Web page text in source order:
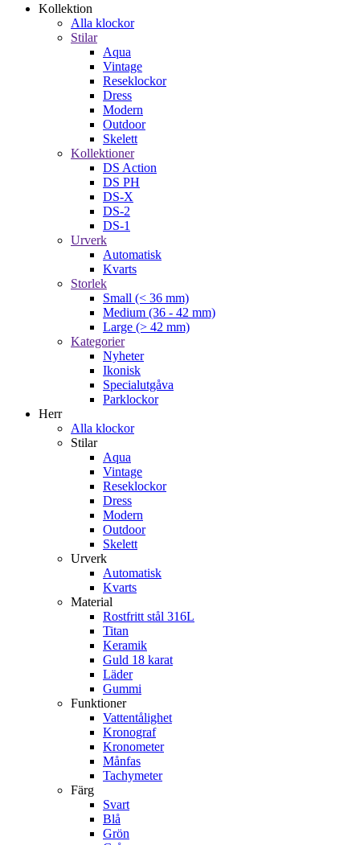
Kollektion
Alla klockor
Stilar
Aqua
Vintage
Reseklockor
Dress
Modern
Outdoor
Skelett
Kollektioner
DS Action
DS PH
DS-X
DS-2
DS-1
Urverk
Automatisk
Kvarts
Storlek
Small (< 36 mm)
Medium (36 - 42 mm)
Large (> 42 mm)
Kategorier
Nyheter
Ikonisk
Specialutgåva
Parklockor
Herr
Alla klockor
Stilar
Aqua
Vintage
Reseklockor
Dress
Modern
Outdoor
Skelett
Urverk
Automatisk
Kvarts
Material
Rostfritt stål 316L
Titan
Keramik
Guld 18 karat
Läder
Gummi
Funktioner
Vattentålighet
Kronograf
Kronometer
Månfas
Tachymeter
Färg
Svart
Blå
Grön